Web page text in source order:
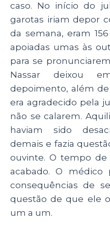
caso. No início do
garotas iriam depor
da semana, eram
apoiadas umas às
para se
Nassar deixou
depoimento, além
era agradecido pela
não se calarem.
haviam sido
demais e fazia
ouvinte. O tempo de
acabado. O médico
consequências de
questão de que ele
um a um.